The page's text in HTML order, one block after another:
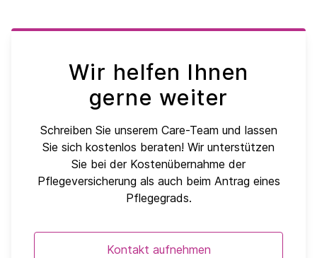
Wir helfen Ihnen
gerne weiter
Schreiben Sie unserem Care-Team und lassen
Sie sich kostenlos beraten! Wir unterstützen
Sie bei der Kostenübernahme der
Pflegeversicherung als auch beim Antrag eines
Pflegegrads.
Kontakt aufnehmen